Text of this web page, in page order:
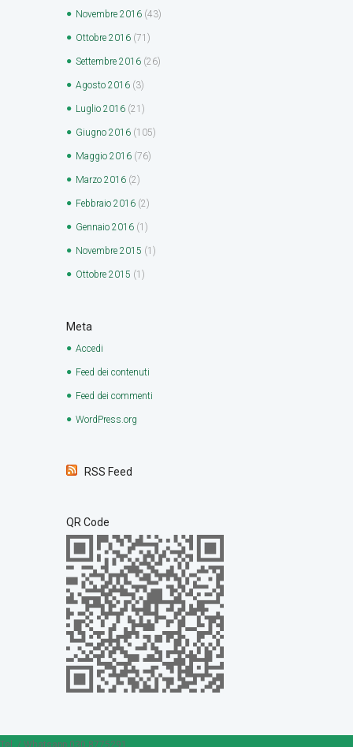
Novembre 2016 (43)
Ottobre 2016 (71)
Settembre 2016 (26)
Agosto 2016 (3)
Luglio 2016 (21)
Giugno 2016 (105)
Maggio 2016 (76)
Marzo 2016 (2)
Febbraio 2016 (2)
Gennaio 2016 (1)
Novembre 2015 (1)
Ottobre 2015 (1)
Meta
Accedi
Feed dei contenuti
Feed dei commenti
WordPress.org
RSS Feed
QR Code
Tel. / Whatsapp 030 8775291